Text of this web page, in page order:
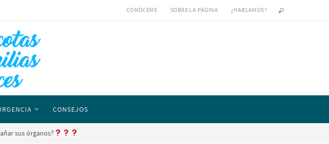
CONÓCEME SOBRE LA PÁGINA ¿HABLAMOS?
CONSEJOS
sus órganos?